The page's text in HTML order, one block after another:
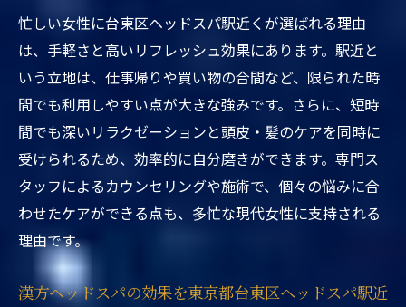
しを取り入れる方法
東京都台東区ヘッドスパ駅近くの口コミで
見る継続の大切さ
東京都台東区ヘッドスパ駅近くで続けるこ
とで得られる安心感
忙しい女性に台東区ヘッドスパ駅近くが選ばれる理由
は、手軽さと高いリフレッシュ効果にあります。駅近と
いう立地は、仕事帰りや買い物の合間など、限られた時
間でも利用しやすい点が大きな強みです。さらに、短時
間でも深いリラクゼーションと頭皮・髪のケアを同時に
受けられるため、効率的に自分磨きができます。専門ス
タッフによるカウンセリングや施術で、個々の悩みに合
わせたケアができる点も、多忙な現代女性に支持される
理由です。
漢方ヘッドスパの効果を東京都台東区ヘッドスパ駅近